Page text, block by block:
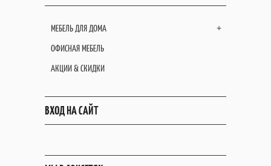
+
МЕБЕЛЬ ДЛЯ ДОМА
ОФИСНАЯ МЕБЕЛЬ
АКЦИИ & СКИДКИ
ВХОД НА САЙТ